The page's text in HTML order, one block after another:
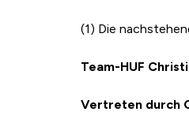
(1) Die
Team-HUF
Vertreten durch